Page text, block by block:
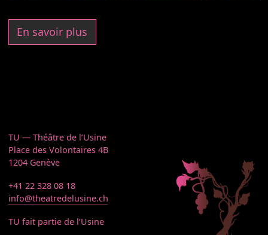
En savoir plus
TU — Théâtre de l’Usine
Place des Volontaires 4B
1204 Genève
+41 22 328 08 18
info@theatredelusine.ch
TU fait partie de l’Usine